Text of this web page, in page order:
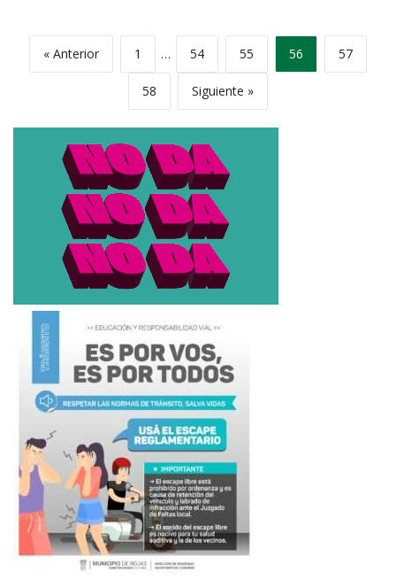
« Anterior 1 … 54 55 56 57
58 Siguiente »